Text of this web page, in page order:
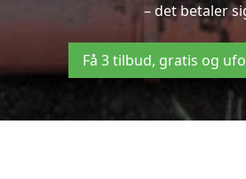
– det betaler
Få 3 tilbud, gratis og